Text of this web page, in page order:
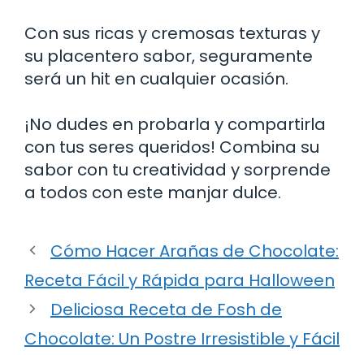
Con sus ricas y cremosas texturas y
su placentero sabor, seguramente
será un hit en cualquier ocasión.
¡No dudes en probarla y compartirla
con tus seres queridos! Combina su
sabor con tu creatividad y sorprende
a todos con este manjar dulce.
Cómo Hacer Arañas de Chocolate:
Receta Fácil y Rápida para Halloween
Deliciosa Receta de Fosh de
Chocolate: Un Postre Irresistible y Fácil